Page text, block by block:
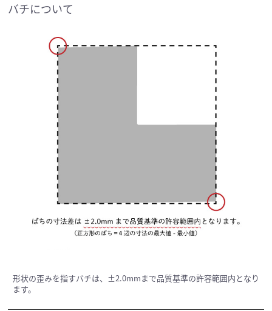
バチについて
形状の歪みを指すバチは、±2.0mmまで品質基準の許容範囲内となり
ます。